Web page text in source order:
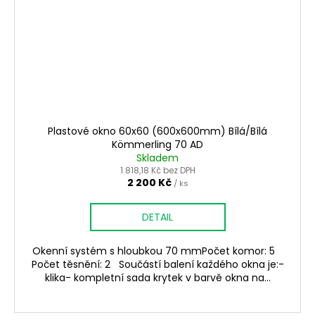
Plastové okno 60x60 (600x600mm) Bílá/Bílá
Kömmerling 70 AD
Skladem
1 818,18 Kč bez DPH
2 200 Kč / ks
DETAIL
Okenní systém s hloubkou 70 mmPočet komor: 5
Počet těsnění: 2 Součástí balení každého okna je:-
klika- kompletní sada krytek v barvě okna na...